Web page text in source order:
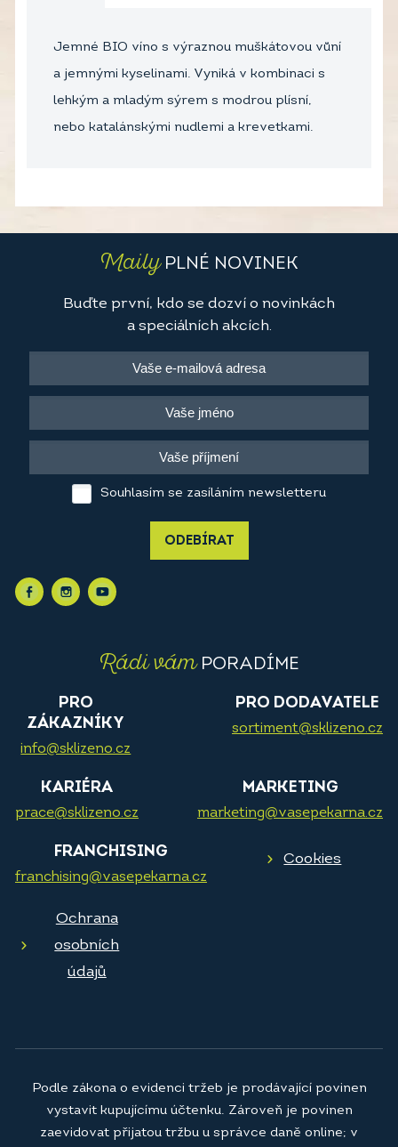
Jemné BIO víno s výraznou muškátovou vůní
a jemnými kyselinami. Vyniká v kombinaci s
lehkým a mladým sýrem s modrou plísní,
nebo katalánskými nudlemi a krevetkami.
MailyPLNÉ NOVINEK
Buďte první, kdo se dozví o novinkách
a speciálních akcích.
Souhlasím se zasíláním newsletteru
ODEBÍRAT
Rádi vámPORADÍME
PRO
ZÁKAZNÍKY
info@sklizeno.cz
PRO DODAVATELE
sortiment@sklizeno.cz
KARIÉRA
prace@sklizeno.cz
MARKETING
marketing@vasepekarna.cz
FRANCHISING
franchising@vasepekarna.cz
Cookies
Ochrana
osobních
údajů
Podle zákona o evidenci tržeb je prodávající povinen
vystavit kupujícímu účtenku. Zároveň je povinen
zaevidovat přijatou tržbu u správce daně online; v